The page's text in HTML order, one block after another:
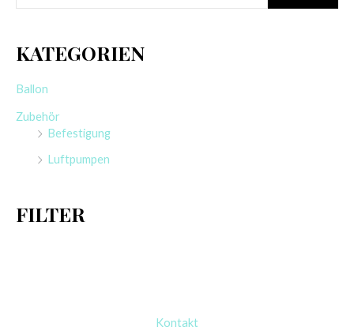
u
h
n
KATEGORIEN
Ballon
Zubehör
Befestigung
Luftpumpen
FILTER
Kontakt